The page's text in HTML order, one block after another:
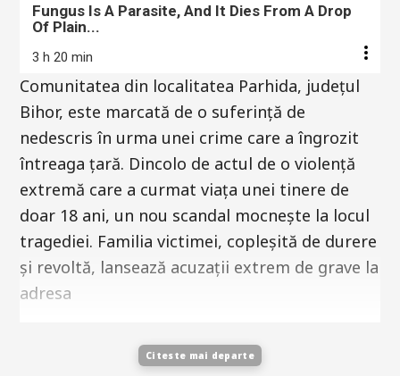
Fungus Is A Parasite, And It Dies From A Drop
Of Plain...
3 h 20 min
Comunitatea din localitatea Parhida, județul
Bihor, este marcată de o suferință de
nedescris în urma unei crime care a îngrozit
întreaga țară. Dincolo de actul de o violență
extremă care a curmat viața unei tinere de
doar 18 ani, un nou scandal mocnește la locul
tragediei. Familia victimei, copleșită de durere
și revoltă, lansează acuzații extrem de grave la
adresa
Citeste mai departe